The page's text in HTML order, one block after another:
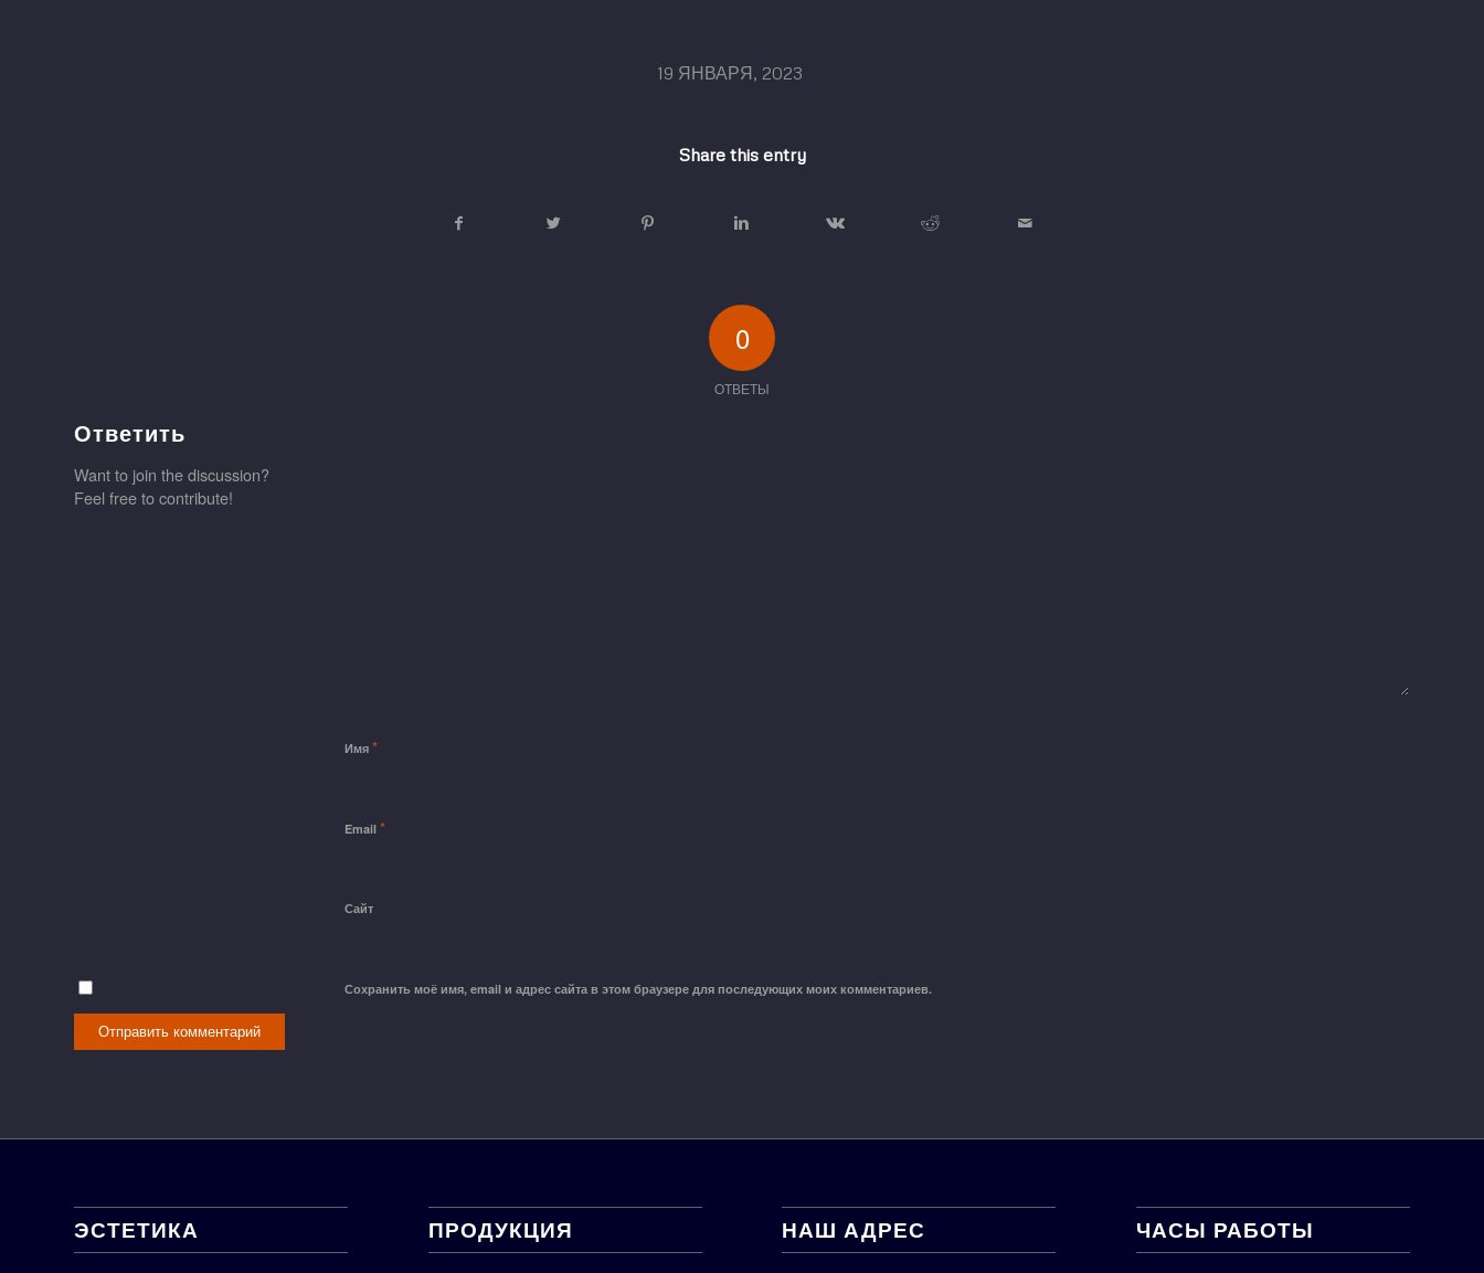
19 ЯНВАРЯ, 2023
/
Share this entry
0
ОТВЕТЫ
Ответить
Want to join the discussion?
Feel free to contribute!
Имя *
Email *
Сайт
Сохранить моё имя, email и адрес сайта в этом браузере для последующих моих комментариев.
ЭСТЕТИКА ПРОДУКЦИЯ НАШ АДРЕС ЧАСЫ РАБОТЫ